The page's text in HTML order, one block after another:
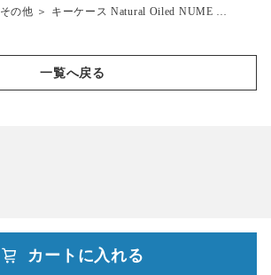
その他 ＞ キーケース Natural Oiled NUME …
一覧へ戻る
powered by
カートに入れる